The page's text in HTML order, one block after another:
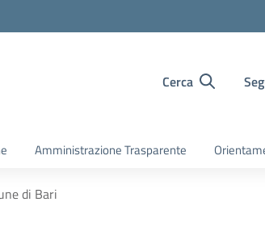
Cerca
Amministrazione Trasparente
di Bari